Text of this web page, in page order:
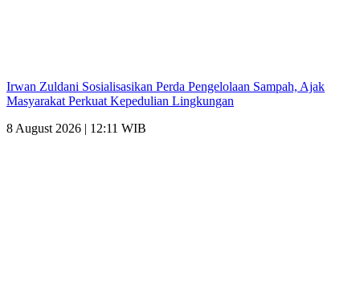
Irwan Zuldani Sosialisasikan Perda Pengelolaan Sampah, Ajak
Masyarakat Perkuat Kepedulian Lingkungan
8 August 2026 | 12:11 WIB